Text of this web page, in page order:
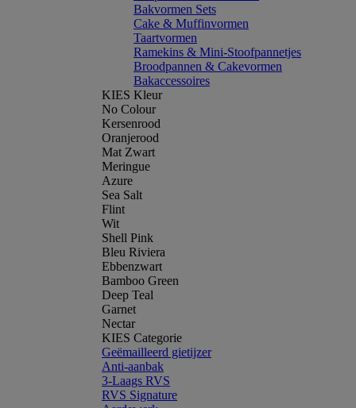
Bakvormen Sets
Cake & Muffinvormen
Taartvormen
Ramekins & Mini-Stoofpannetjes
Broodpannen & Cakevormen
Bakaccessoires
KIES Kleur
No Colour
Kersenrood
Oranjerood
Mat Zwart
Meringue
Azure
Sea Salt
Flint
Wit
Shell Pink
Bleu Riviera
Ebbenzwart
Bamboo Green
Deep Teal
Garnet
Nectar
KIES Categorie
Geëmailleerd gietijzer
Anti-aanbak
3-Laags RVS
RVS Signature